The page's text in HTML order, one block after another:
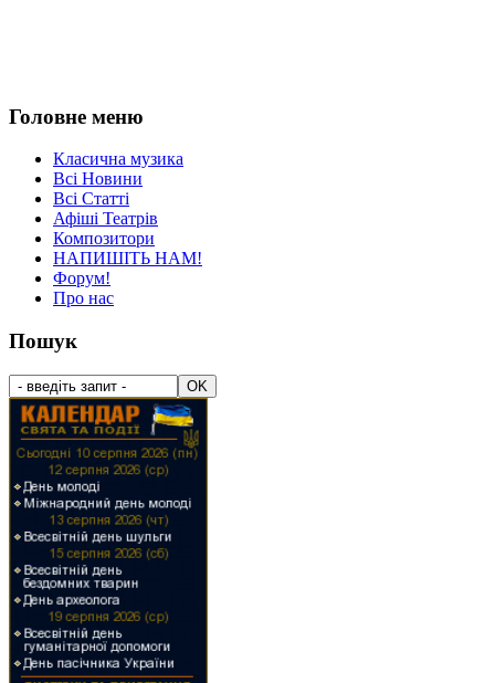
Головне меню
Класична музика
Всі Новини
Всі Статті
Афіші Театрів
Композитори
НАПИШІТЬ НАМ!
Форум!
Про нас
Пошук